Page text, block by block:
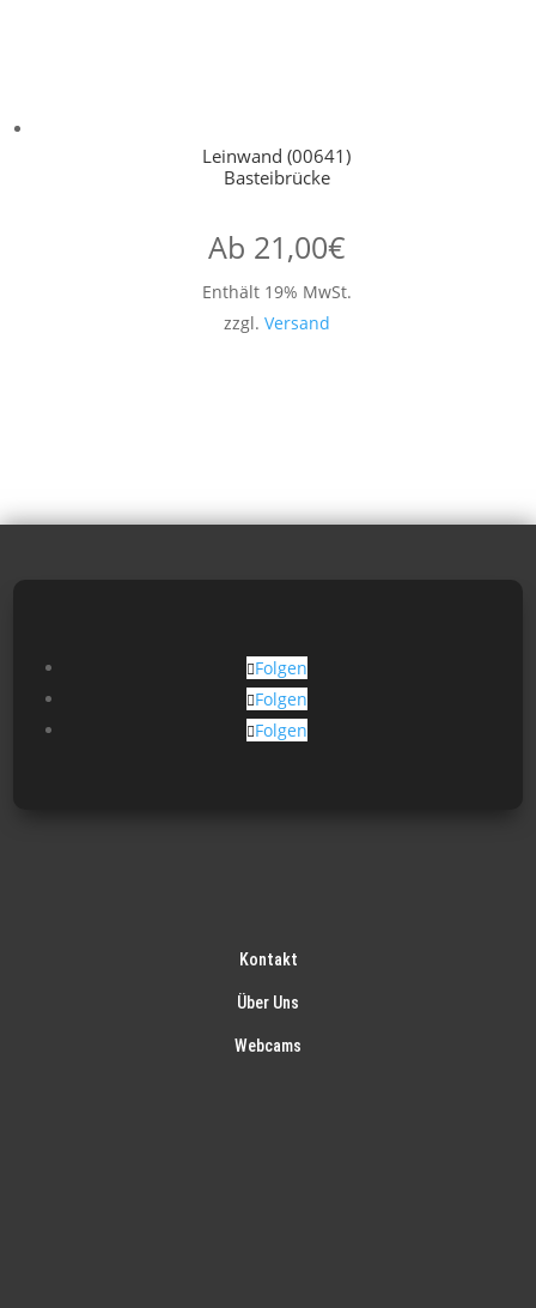
Leinwand (00641)
Basteibrücke
Ab 21,00€
Enthält 19% MwSt.
zzgl. Versand
Folgen
Folgen
Folgen
Kontakt
Über Uns
Webcams